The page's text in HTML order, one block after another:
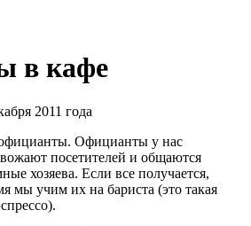
в кафе
2011 года
Официанты у нас
посетителей и общаются
хозяева. Если все получается,
мы учим их на бариста (это такая